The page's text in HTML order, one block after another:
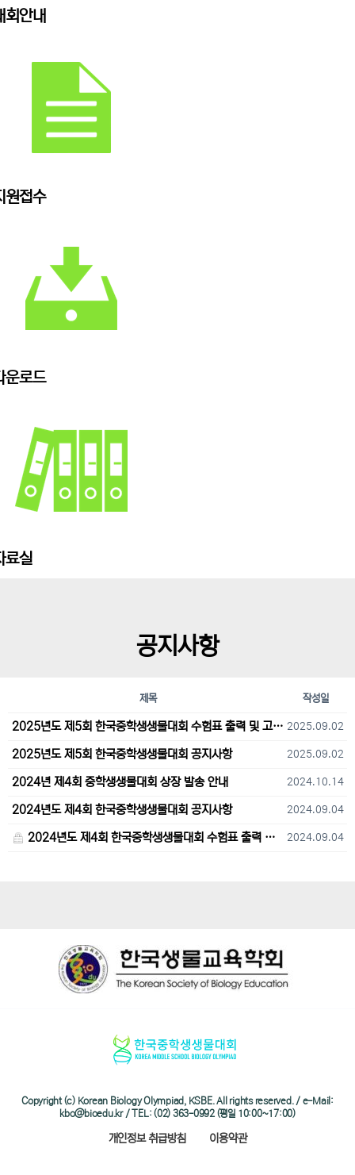
회안내
원접수
운로드
료실
공지사항
제목 작성일
2025년도 제5회 한국중학생생물대회 수험표 출력 및 고사장 오시는 길 안내 2025.09.02
2025년도 제5회 한국중학생생물대회 공지사항 2025.09.02
2024년 제4회 중학생생물대회 상장 발송 안내 2024.10.14
2024년도 제4회 한국중학생생물대회 공지사항 2024.09.04
2024년도 제4회 한국중학생생물대회 수험표 출력 및 고사장 오시는 길 안내 2024.09.04
Copyright (c) Korean Biology Olympiad, KSBE. All rights reserved. / e-Mail:
kbo@bioedu.kr / TEL: (02) 363-0992 (평일 10:00~17:00)
개인정보 취급방침 이용약관